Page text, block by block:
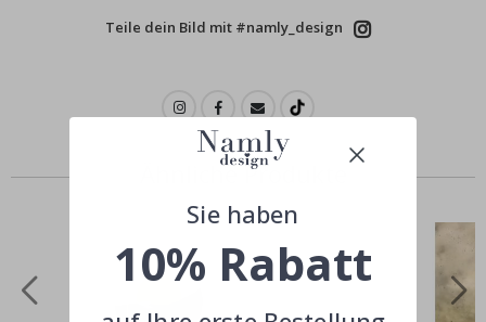
Teile dein Bild mit #namly_design
Ähnliche Produkte
Sie haben
10% Rabatt